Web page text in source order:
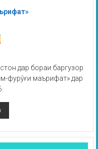
дар бораи баргузор
фурӯғи маърифат» дар